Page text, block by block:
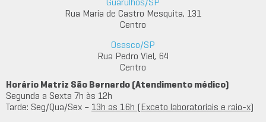
Guarulhos/SP
Rua Maria de Castro Mesquita, 131
Centro
Osasco/SP
Rua Pedro Viel, 64
Centro
Horário Matriz São Bernardo (Atendimento médico)
Segunda a Sexta 7h às 12h
Tarde: Seg/Qua/Sex – 13h as 16h (Exceto laboratoriais e raio-x)